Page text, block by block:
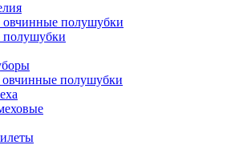
овчинные полушубки
полушубки
полушубки